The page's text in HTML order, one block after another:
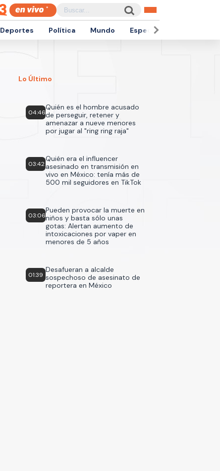
Deportes Política Mundo Espectáculos
Lo Último
04:46
Quién es el hombre acusado
de perseguir, retener y
amenazar a nueve menores
por jugar al "ring ring raja"
03:42
Quién era el influencer
asesinado en transmisión en
vivo en México: tenía más de
500 mil seguidores en TikTok
03:06
Pueden provocar la muerte en
niños y basta sólo unas
gotas: Alertan aumento de
intoxicaciones por vaper en
menores de 5 años
01:39
Desafueran a alcalde
sospechoso de asesinato de
reportera en México